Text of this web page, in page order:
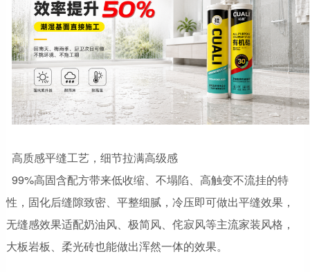
高质感平缝工艺，细节拉满高级感
99%高固含配方带来低收缩、不塌陷、高触变不流挂的特
性，固化后缝隙致密、平整细腻，冷压即可做出平缝效果，
无缝感效果适配奶油风、极简风、侘寂风等主流家装风格，
大板岩板、柔光砖也能做出浑然一体的效果。